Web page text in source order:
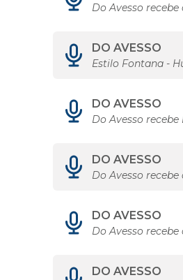
Do Avesso
DO AVESSO
Estilo Fontana -
DO AVESSO
Do Avesso
DO AVESSO
Do Avesso
DO AVESSO
Do Avesso
DO AVESSO